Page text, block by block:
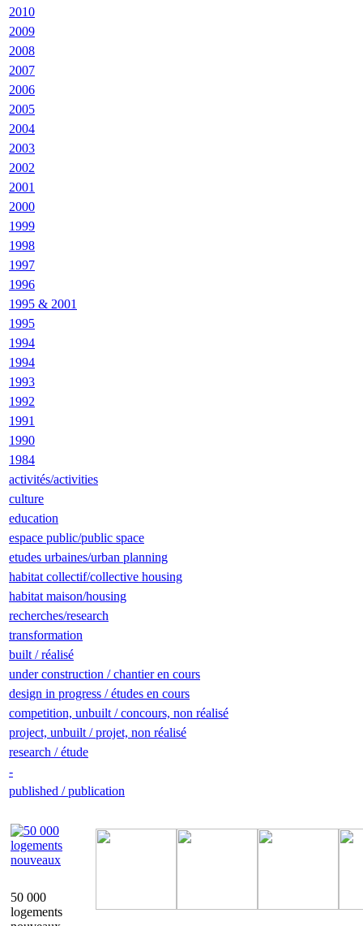
2010
2009
2008
2007
2006
2005
2004
2003
2002
2001
2000
1999
1998
1997
1996
1995 & 2001
1995
1994
1994
1993
1992
1991
1990
1984
activités/activities
culture
education
espace public/public space
etudes urbaines/urban planning
habitat collectif/collective housing
habitat maison/housing
recherches/research
transformation
built / réalisé
under construction / chantier en cours
design in progress / études en cours
competition, unbuilt / concours, non réalisé
project, unbuilt / projet, non réalisé
research / étude
-
published / publication
50 000
logements